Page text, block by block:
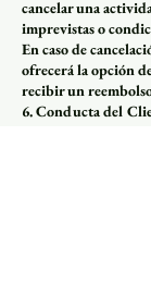
cancelar una
imprevistas o
En caso de
ofrecerá la opción
recibir un
6. Conducta del